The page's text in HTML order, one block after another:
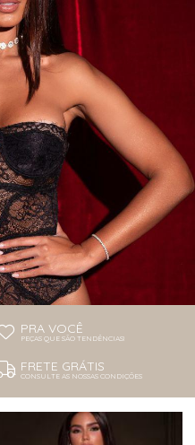
PRA VOCÊ
PEÇAS QUE SÃO TENDÊNCIAS!
FRETE GRÁTIS
CONSULTE AS NOSSAS CONDIÇÕES